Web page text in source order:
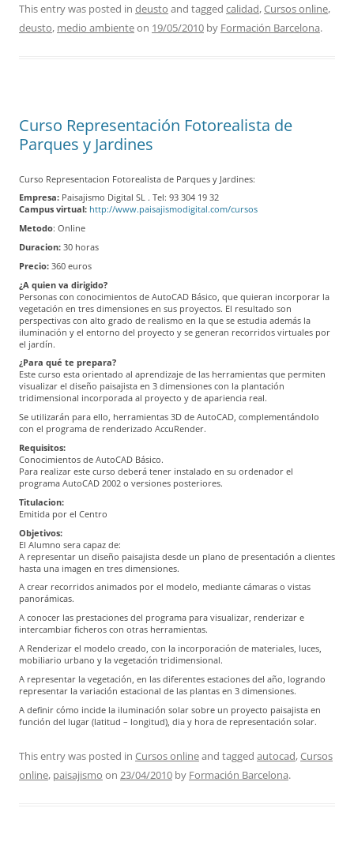
This entry was posted in deusto and tagged calidad,Cursos online,
deusto, medio ambienteon 19/05/2010 by Formación Barcelona.
Curso Representación Fotorealista de
Parques y Jardines
Curso Representacion Fotorealista de Parques y Jardines:
Empresa: Paisajismo Digital SL . Tel: 93 304 19 32
Campus virtual: http://www.paisajismodigital.com/cursos
Metodo: Online
Duracion: 30 horas
Precio: 360 euros
¿A quien va dirigido?
Personas con conocimientos de AutoCAD Básico, que quieran incorporar la
vegetación en tres dimensiones en sus proyectos. El resultado son
perspectivas con alto grado de realismo en la que se estudia además la
iluminación y el entorno del proyecto y se generan recorridos virtuales por
el jardín.
¿Para qué te prepara?
Este curso esta orientado al aprendizaje de las herramientas que permiten
visualizar el diseño paisajista en 3 dimensiones con la plantación
tridimensional incorporada al proyecto y de apariencia real.
Se utilizarán para ello, herramientas 3D de AutoCAD, complementándolo
con el programa de renderizado AccuRender.
Requisitos:
Conocimientos de AutoCAD Básico.
Para realizar este curso deberá tener instalado en su ordenador el
programa AutoCAD 2002 o versiones posteriores.
Titulacion:
Emitida por el Centro
Objetivos:
El Alumno sera capaz de:
A representar un diseño paisajista desde un plano de presentación a clientes
hasta una imagen en tres dimensiones.
A crear recorridos animados por el modelo, mediante cámaras o vistas
panorámicas.
A conocer las prestaciones del programa para visualizar, renderizar e
intercambiar ficheros con otras herramientas.
A Renderizar el modelo creado, con la incorporación de materiales, luces,
mobiliario urbano y la vegetación tridimensional.
A representar la vegetación, en las diferentes estaciones del año, logrando
representar la variación estacional de las plantas en 3 dimensiones.
A definir cómo incide la iluminación solar sobre un proyecto paisajista en
función del lugar (latitud – longitud), dia y hora de representación solar.
This entry was posted in Cursos onlineand tagged autocad,Cursos
online, paisajismo on 23/04/2010 by Formación Barcelona.